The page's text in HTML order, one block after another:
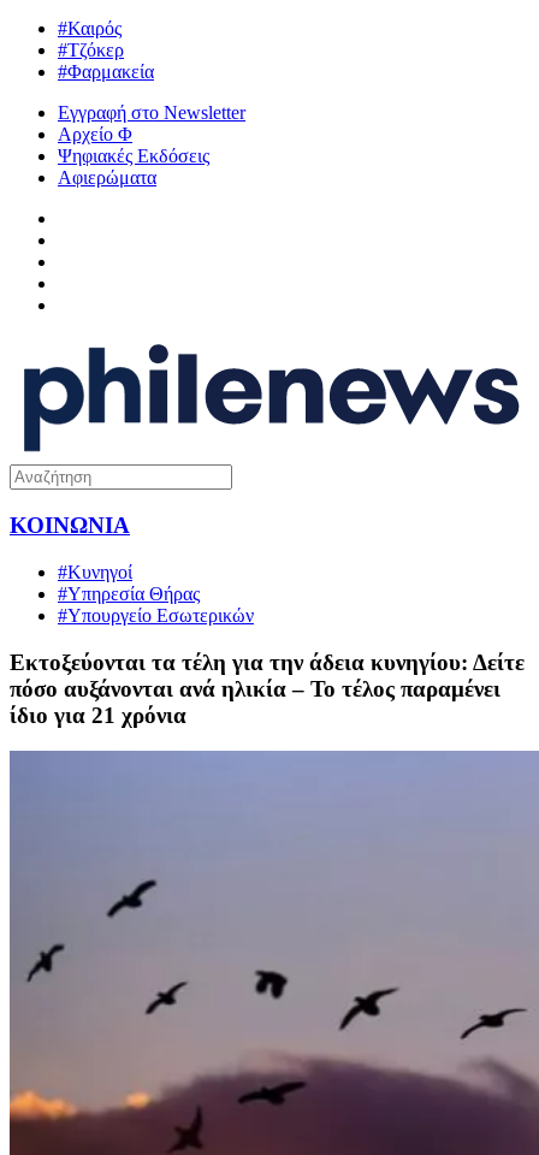
#Καιρός
#Τζόκερ
#Φαρμακεία
Εγγραφή στο Newsletter
Αρχείο Φ
Ψηφιακές Εκδόσεις
Αφιερώματα
ΚΟΙΝΩΝΙΑ
#Κυνηγοί
#Υπηρεσία Θήρας
#Υπουργείο Εσωτερικών
Εκτοξεύονται τα τέλη για την άδεια κυνηγίου: Δείτε
πόσο αυξάνονται ανά ηλικία – Το τέλος παραμένει
ίδιο για 21 χρόνια